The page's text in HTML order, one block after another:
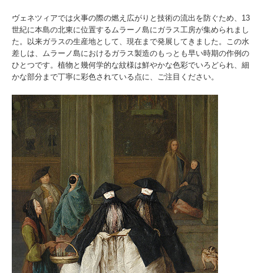
ヴェネツィアでは火事の際の燃え広がりと技術の流出を防ぐため、13
世紀に本島の北東に位置するムラーノ島にガラス工房が集められまし
た。以来ガラスの生産地として、現在まで発展してきました。この水
差しは、ムラーノ島におけるガラス製造のもっとも早い時期の作例の
ひとつです。植物と幾何学的な紋様は鮮やかな色彩でいろどられ、細
かな部分まで丁寧に彩色されている点に、ご注目ください。